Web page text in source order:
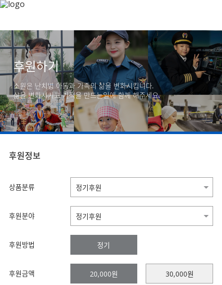
후원하기
소원은 난치병 아동과 가족의 삶을 변화시킵니다.
삶을 변화시키고 기적을 만드는일에 함께 해주세요.
후원정보
상품분류
후원분야
후원방법 정기
후원금액 20,000원 30,000원